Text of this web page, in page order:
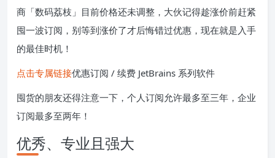
商「数码荔枝」目前价格还未调整，大伙记得趁涨价前赶紧
囤一波订阅，别等到涨价了才后悔错过优惠，现在就是入手
的最佳时机！
点击专属链接优惠订阅 / 续费 JetBrains 系列软件
囤货的朋友还得注意一下，个人订阅允许最多至三年，企业
订阅最多至两年！
优秀、专业且强大